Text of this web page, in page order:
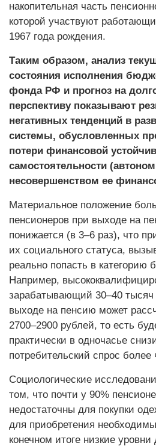
накопительная часть
которой участвуют
1967 года рождения.
Таким образом, анализ
состояния исполнения
фонда РФ и прогноз на
перспективу показывают
негативных тенденций в
системы, обусловленных
потери финансовой
самостоятельности
несовершенством ее
Материальное положение
пенсионеров при выходе на
понижается (в 3–6 раз), что
их социального статуса,
реально попасть в
Например,
зарабатывающий 30–40
выходе на пенсию может
2700–2900 рублей, то есть
практически в одночасье
потребительский спрос более
Социологические
том, что почти у 90%
недостаточны для покупки
для приобретения
конечном итоге низкие